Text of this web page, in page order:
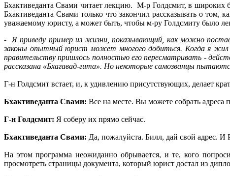
Бхактиведанта Свами читает лекцию. М-р Голдсмит, в широких
Бхактиведанта Свами только что закончил рассказывать о
уважаемому юристу, а может быть, чтобы м-ру Голдсмиту было
- Я приведу пример из жизни, показывающий, как можно
законы опытный юрист может многого добиться. Когда я жил
правительству пришлось полностью его пересматривать -
рассказана «Бхагавад-гита». Но некоторые самозванцы
Г-н Голдсмит встает, и, к удивлению присутствующих, делает
Бхактиведанта Свами: Все на месте. Вы можете собрать адреса
Г-н Голдсмит: Я соберу их прямо сейчас.
Бхактиведанта Свами: Да, пожалуйста. Билл, дай свой адрес.
На этом программа неожиданно обрывается, и те, кого
просмотреть страницы документа, который юрист достал из